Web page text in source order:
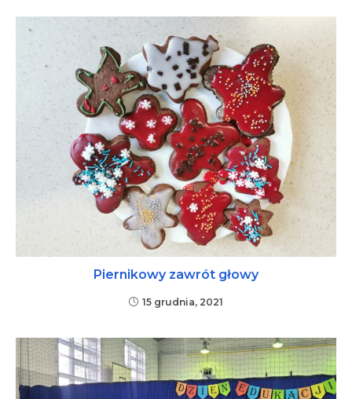
Piernikowy zawrót głowy
15 grudnia, 2021